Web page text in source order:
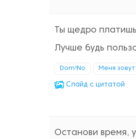
Ты щедро
Лучше будь
Dom!No Меня
Cлайд с цитатой
Останови время,